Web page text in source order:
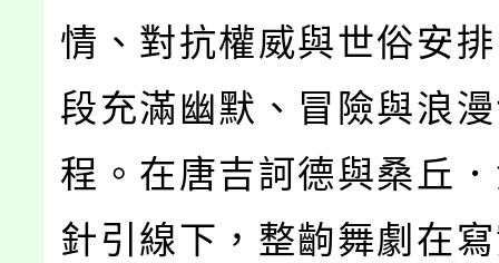
情、對抗權威與世俗安
段充滿幽默、冒險與浪
程。在唐吉訶德與桑丘
針引線下，整齣舞劇在